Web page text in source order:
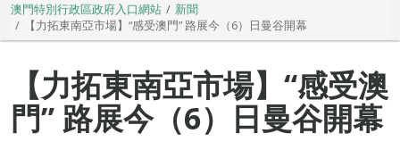
澳門特別行政區政府入口網站
新聞
【力拓東南亞市場】“感受澳門” 路展今（6）日曼谷開幕
【力拓東南亞市場】“感受澳
門” 路展今（6）日曼谷開幕